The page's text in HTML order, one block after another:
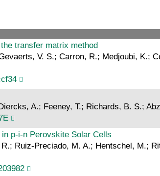
transfer matrix method
V. S.; Carron, R.; Medjoubi, K.;
A.; Feeney, T.; Richards, B. S.;
p‐i‐n Perovskite Solar Cells
Ruiz-Preciado, M. A.; Hentschel, M.;